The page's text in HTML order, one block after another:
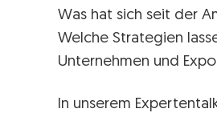
Was hat sich seit der
Welche Strategien
Unternehmen und
In unserem